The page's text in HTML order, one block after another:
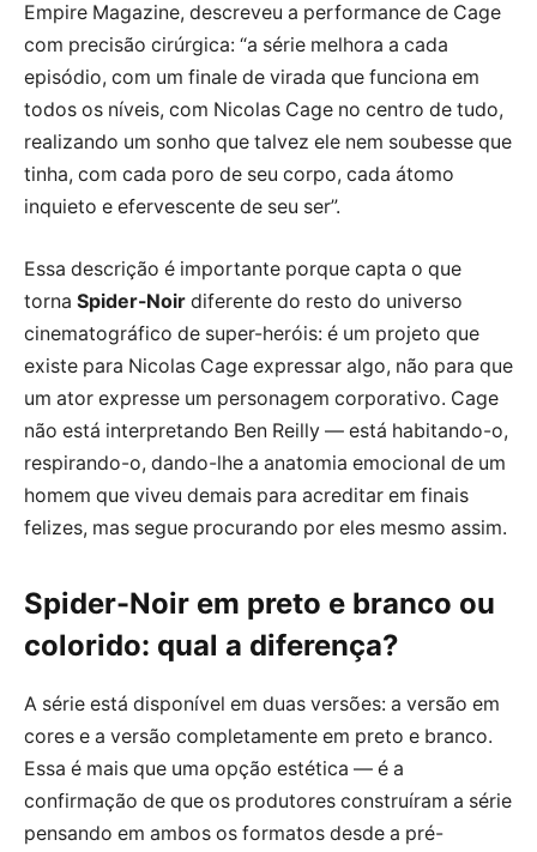
Empire Magazine, descreveu a performance de Cage
com precisão cirúrgica: “a série melhora a cada
episódio, com um finale de virada que funciona em
todos os níveis, com Nicolas Cage no centro de tudo,
realizando um sonho que talvez ele nem soubesse que
tinha, com cada poro de seu corpo, cada átomo
inquieto e efervescente de seu ser”.
Essa descrição é importante porque capta o que
torna Spider-Noir diferente do resto do universo
cinematográfico de super-heróis: é um projeto que
existe para Nicolas Cage expressar algo, não para que
um ator expresse um personagem corporativo. Cage
não está interpretando Ben Reilly — está habitando-o,
respirando-o, dando-lhe a anatomia emocional de um
homem que viveu demais para acreditar em finais
felizes, mas segue procurando por eles mesmo assim.
Spider-Noir em preto e branco ou
colorido: qual a diferença?
A série está disponível em duas versões: a versão em
cores e a versão completamente em preto e branco.
Essa é mais que uma opção estética — é a
confirmação de que os produtores construíram a série
pensando em ambos os formatos desde a pré-